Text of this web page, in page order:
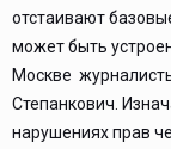
отстаивают
может быть
Москве
Степанкович.
нарушениях прав